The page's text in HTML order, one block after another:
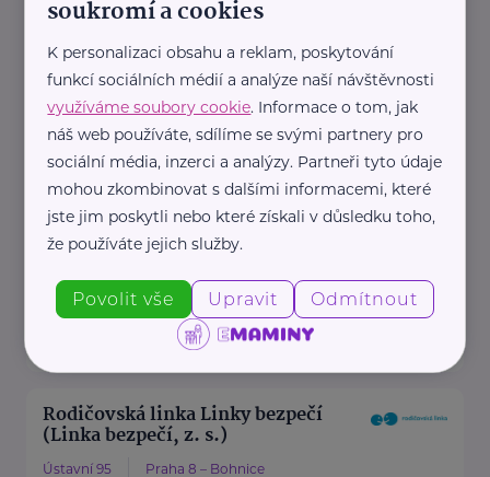
Zdravotní dokumentace
Telefon
+420 283 088 111
E-mail
datová schránka: uehpcbb
Recepce
+420 ...
https://www.nudz.cz/
+420 283 088 111
podatelna@nudz.cz
Rodičovská linka Linky bezpečí
(Linka bezpečí, z. s.)
Ústavní 95 Praha 8 – Bohnice
soukromí a cookies
K personalizaci obsahu a reklam, poskytování
funkcí sociálních médií a analýze naší návštěvnosti
využíváme soubory cookie. Informace o tom, jak
náš web používáte, sdílíme se svými partnery pro
sociální média, inzerci a analýzy. Partneři tyto údaje
mohou zkombinovat s dalšími informacemi, které
jste jim poskytli nebo které získali v důsledku toho,
že používáte jejich služby.
Povolit vše Upravit Odmítnout